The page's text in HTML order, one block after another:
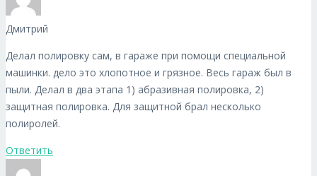
Дмитрий
Делал полировку сам, в гараже при помощи специальной
машинки. дело это хлопотное и грязное. Весь гараж был в
пыли. Делал в два этапа 1) абразивная полировка, 2)
защитная полировка. Для защитной брал несколько
полиролей.
Ответить